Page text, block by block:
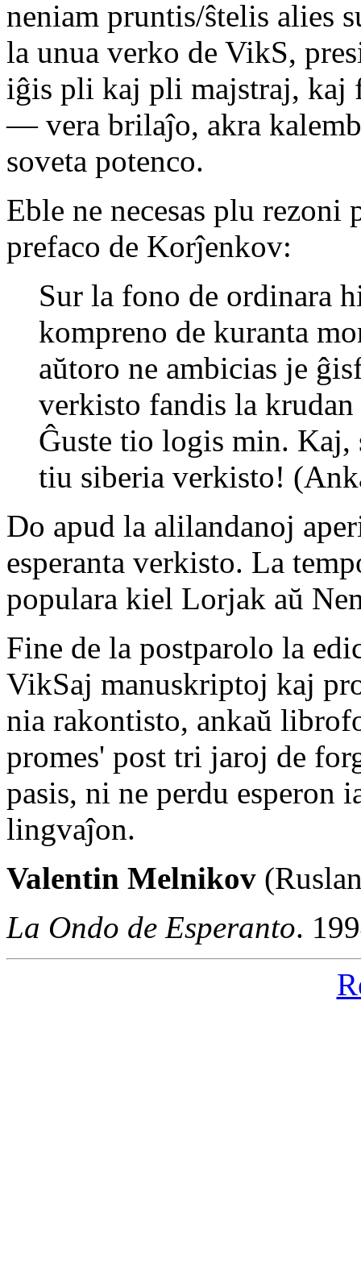
neniam pruntis/ŝtelis alies
la unua verko de VikS,
iĝis pli kaj pli majstraj,
— vera brilaĵo, akra
soveta potenco.
Eble ne necesas plu
prefaco de Korĵenkov:
Sur la fono de ordinara
kompreno de kuranta
aŭtoro ne ambicias je
verkisto fandis la
Ĝuste tio logis min. Kaj,
tiu siberia verkisto!
Do apud la alilandanoj
esperanta verkisto. La
populara kiel Lorjak aŭ
Fine de la postparolo la
VikSaj manuskriptoj kaj
nia rakontisto, ankaŭ
promes' post tri jaroj de
pasis, ni ne perdu esperon
lingvaĵon.
Valentin Melnikov
La Ondo de Esperanto.